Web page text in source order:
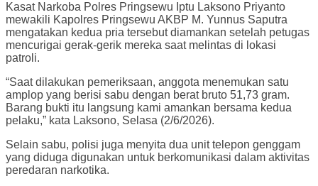
Kasat Narkoba Polres Pringsewu Iptu Laksono Priyanto
mewakili Kapolres Pringsewu AKBP M. Yunnus Saputra
mengatakan kedua pria tersebut diamankan setelah petugas
mencurigai gerak-gerik mereka saat melintas di lokasi
patroli.
“Saat dilakukan pemeriksaan, anggota menemukan satu
amplop yang berisi sabu dengan berat bruto 51,73 gram.
Barang bukti itu langsung kami amankan bersama kedua
pelaku,” kata Laksono, Selasa (2/6/2026).
Selain sabu, polisi juga menyita dua unit telepon genggam
yang diduga digunakan untuk berkomunikasi dalam aktivitas
peredaran narkotika.